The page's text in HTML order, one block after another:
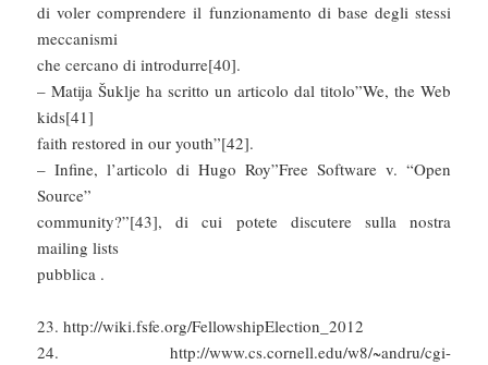
di voler comprendere il funzionamento di base degli stessi
meccanismi
che cercano di introdurre[40].
– Matija Šuklje ha scritto un articolo dal titolo”We, the Web
kids[41]
faith restored in our youth”[42].
– Infine, l’articolo di Hugo Roy”Free Software v. “Open
Source”
community?”[43], di cui potete discutere sulla nostra
mailing lists
pubblica .
23. http://wiki.fsfe.org/FellowshipElection_2012
24. http://www.cs.cornell.edu/w8/~andru/cgi-